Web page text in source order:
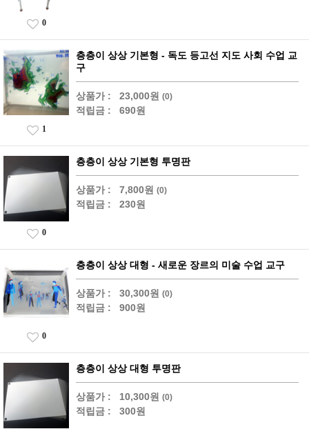
0
층층이 상상 기본형 - 독도 등고선 지도 사회 수업 교
구
상품가 : 23,000원 (0)
적립금 : 690원
1
층층이 상상 기본형 투명판
상품가 : 7,800원 (0)
적립금 : 230원
0
층층이 상상 대형 - 새로운 장르의 미술 수업 교구
상품가 : 30,300원 (0)
적립금 : 900원
0
층층이 상상 대형 투명판
상품가 : 10,300원 (0)
적립금 : 300원